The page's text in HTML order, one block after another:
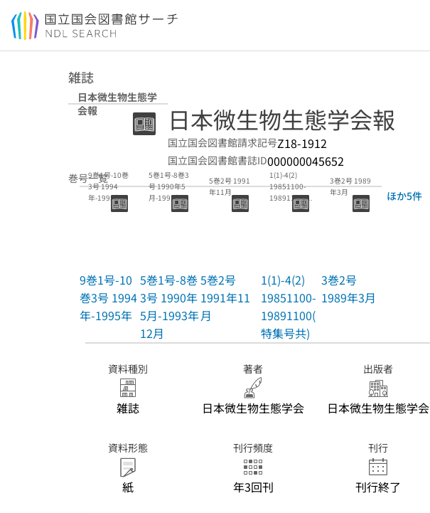
本文へ移動
雑誌
日本微生物生態学
会報
日本微生物生態学会報
国立国会図書館請求記号Z18-1912
国立国会図書館書誌ID000000045652
巻号一覧9巻1号-10巻
3号 1994
年-1995年
9巻1号-10
巻3号 1994
年-1995年
5巻1号-8巻3
号 1990年5
月-1993年12
5巻1号-8巻
3号 1990年
5月-1993年
12月
5巻2号 1991
年11月
5巻2号
1991年11
月
1(1)-4(2)
19851100-
19891100(特
集号共)
1(1)-4(2)
19851100-
19891100(
特集号共)
3巻2号 1989
年3月
3巻2号
1989年3月
ほか5件
資料種別
雑誌
著者
日本微生物生態学会
出版者
日本微生物生態学会
資料形態
紙
刊行頻度
年3回刊
刊行
刊行終了